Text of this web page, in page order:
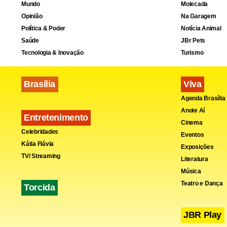
Em outro
desistência
obrigar o
de
Estadão
Mundo
Opinião
Política & Poder
Saúde
Tecnologia & Inovação
Brasília
Entretenimento
Celebridades
Kátia Flávia
TV/ Streaming
Torcida
Molecada
Na Garagem
Notícia Animal
JBr Pets
Turismo
Viva
Agenda Brasília
Anote Aí
Cinema
Eventos
Exposições
Literatura
Música
Teatro e Dança
JBR Play